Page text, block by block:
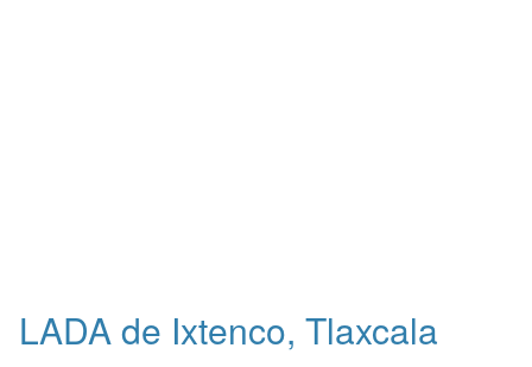
LADA de Ixtenco, Tlaxcala